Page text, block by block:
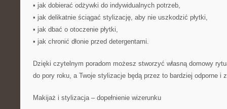
• jak dobierać odżywki do indywidualnych potrzeb,
• jak delikatnie ściągać stylizację, aby nie uszkodzić płytki,
• jak dbać o otoczenie płytki,
• jak chronić dłonie przed detergentami.
Dzięki czytelnym poradom możesz stworzyć własną domowy
do pory roku, a Twoje stylizacje będą przez to bardziej odporne i
Makijaż i stylizacja – dopełnienie wizerunku